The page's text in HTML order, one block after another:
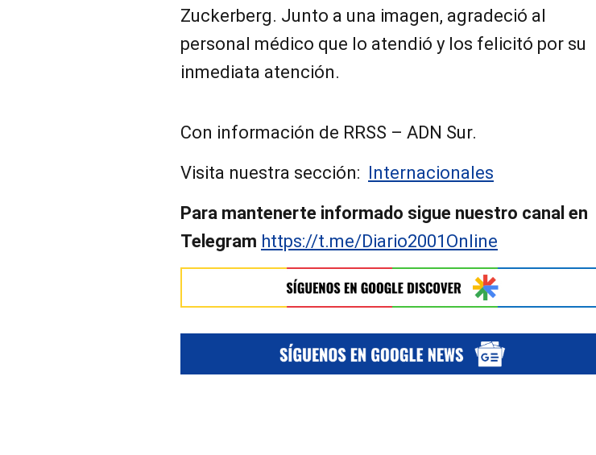
Zuckerberg. Junto a una imagen, agradeció al
personal médico que lo atendió y los felicitó por su
inmediata atención.
Con información de RRSS – ADN Sur.
Visita nuestra sección: Internacionales
Para mantenerte informado sigue nuestro canal en
Telegram https://t.me/Diario2001Online